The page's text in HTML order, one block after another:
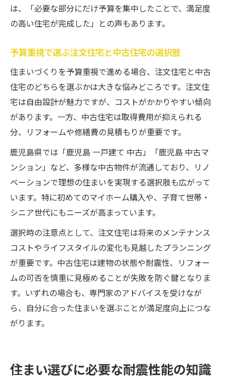
は、「必要な部分にだけ予算を集中したことで、満足度
の高い住宅が完成した」との声もあります。
予算重視で選ぶ注文住宅と中古住宅の選択肢
住まいづくりを予算重視で進める場合、注文住宅と中古
住宅のどちらを選ぶかは大きな悩みどころです。注文住
宅は自由設計が魅力ですが、コストがかかりやすい傾向
があります。一方、中古住宅は取得費用が抑えられる
分、リフォームや修繕費の見積もりが重要です。
鹿児島県では「鹿児島 一戸建て 中古」「鹿児島 中古マ
ンション」など、多様な中古物件が流通しており、リノ
ベーションで理想の住まいを実現する選択肢も広がって
います。特に初めてのマイホーム購入や、子育て世帯・
シニア世代にもニーズが高まっています。
選択時の注意点として、注文住宅は将来のメンテナンス
コストやライフスタイルの変化も見越したプランニング
が重要です。中古住宅は建物の状態や耐震性、リフォー
ムの可否を慎重に見極めることが失敗を防ぐ鍵となりま
す。いずれの場合も、専門家のアドバイスを受けなが
ら、自分に合った住まいを選ぶことが満足度向上につな
がります。
住まい選びに必要な耐震性能の知識